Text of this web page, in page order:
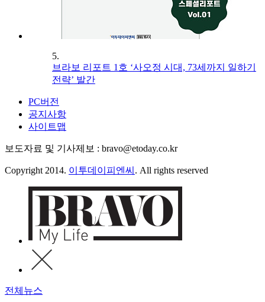
5.
브라보 리포트 1호 ‘사오정 시대, 73세까지 일하기
전략’ 발간
PC버전
공지사항
사이트맵
보도자료 및 기사제보 : bravo@etoday.co.kr
Copyright 2014. 이투데이피엔씨 . All rights reserved
전체뉴스